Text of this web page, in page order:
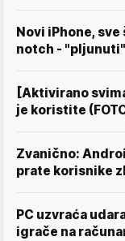
Novi iPhone,
notch - "pljunuti"
[Aktivirano
je koristite
Zvanično:
prate korisnike
PC uzvraća
igrače na